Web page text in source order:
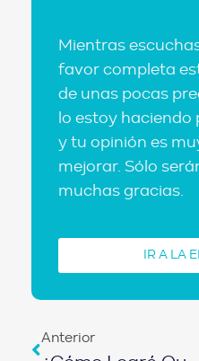
Mientras
favor completa
de unas pocas
lo estoy
y tu opinión es
mejorar. Sólo
muchas gracias.
IR A LA
Anterior